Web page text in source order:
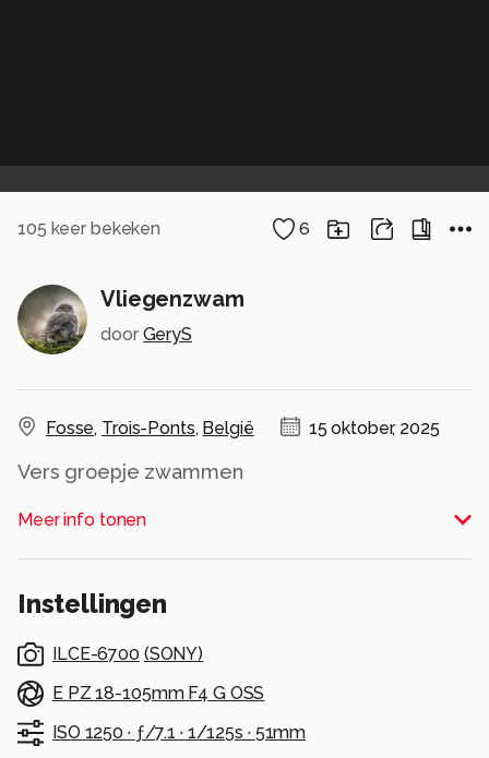
105 keer bekeken 6
Vliegenzwam
door GeryS
Fosse, Trois-Ponts, België 15 oktober, 2025
Vers groepje zwammen
Alle rechten voorbehouden
Meer info tonen
Instellingen
ILCE-6700 (SONY)
E PZ 18-105mm F4 G OSS
ISO 1250 · ƒ/7.1 · 1/125s · 51mm